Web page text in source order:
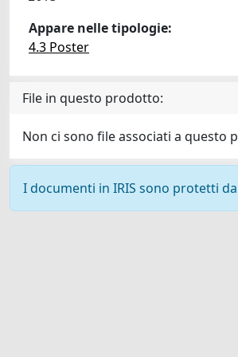
Appare nelle tipologie:
4.3 Poster
File in questo prodotto:
Non ci sono file associati a questo
I documenti in IRIS sono protetti